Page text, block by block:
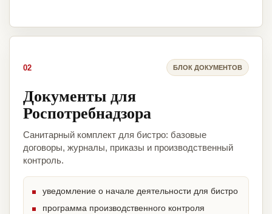
02 БЛОК ДОКУМЕНТОВ
Документы для
Роспотребнадзора
Санитарный комплект для бистро: базовые
договоры, журналы, приказы и производственный
контроль.
уведомление о начале деятельности для бистро
программа производственного контроля